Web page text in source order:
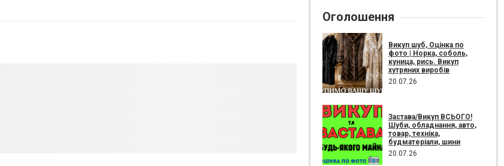
Оголошення
Викуп шуб, Оцінка по
фото | Норка, соболь,
куница, рись. Викуп
хутряних виробів
20.07.26
Застава/Викуп ВСЬОГО!
Шуби, обладнання, авто,
товар, техніка,
будматеріали, шини
20.07.26